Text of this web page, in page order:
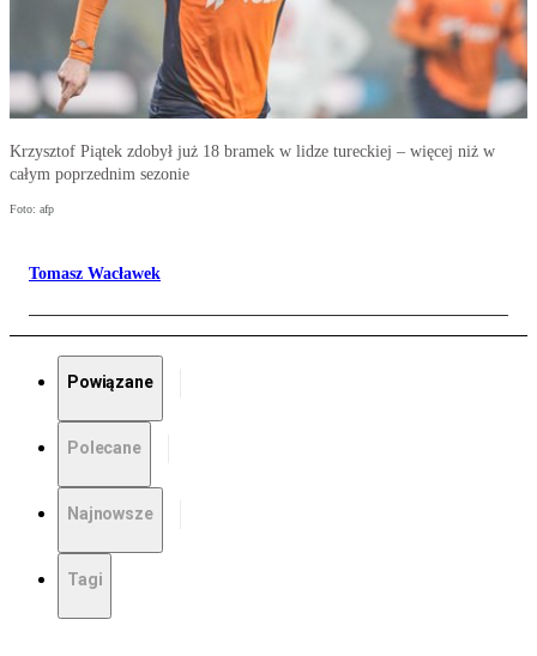
Krzysztof Piątek zdobył już 18 bramek w lidze tureckiej – więcej niż w
całym poprzednim sezonie
Foto: afp
Tomasz Wacławek
Powiązane
Polecane
Najnowsze
Tagi